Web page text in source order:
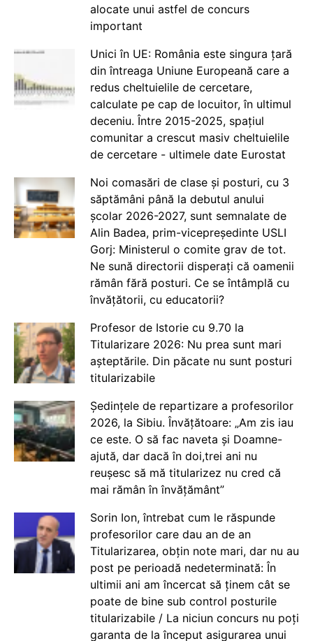
alocate unui astfel de concurs
important
Unici în UE: România este singura țară
din întreaga Uniune Europeană care a
redus cheltuielile de cercetare,
calculate pe cap de locuitor, în ultimul
deceniu. Între 2015-2025, spațiul
comunitar a crescut masiv cheltuielile
de cercetare - ultimele date Eurostat
Noi comasări de clase și posturi, cu 3
săptămâni până la debutul anului
școlar 2026-2027, sunt semnalate de
Alin Badea, prim-vicepreședinte USLI
Gorj: Ministerul o comite grav de tot.
Ne sună directorii disperați că oamenii
rămân fără posturi. Ce se întâmplă cu
învățătorii, cu educatorii?
Profesor de Istorie cu 9.70 la
Titularizare 2026: Nu prea sunt mari
așteptările. Din păcate nu sunt posturi
titularizabile
Ședințele de repartizare a profesorilor
2026, la Sibiu. Învățătoare: „Am zis iau
ce este. O să fac naveta și Doamne-
ajută, dar dacă în doi,trei ani nu
reușesc să mă titularizez nu cred că
mai rămân în învățământ”
Sorin Ion, întrebat cum le răspunde
profesorilor care dau an de an
Titularizarea, obțin note mari, dar nu au
post pe perioadă nedeterminată: În
ultimii ani am încercat să ținem cât se
poate de bine sub control posturile
titularizabile / La niciun concurs nu poți
garanta de la început asigurarea unui